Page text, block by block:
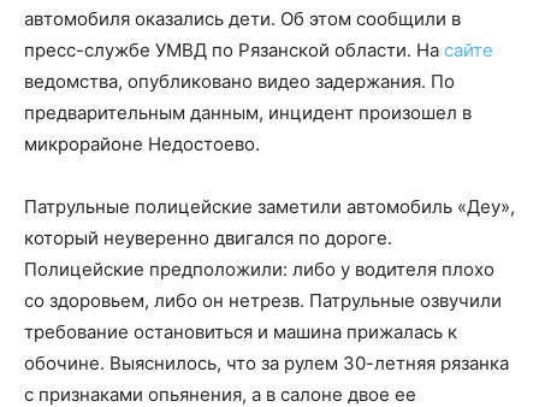
автомобиля оказались дети. Об этом сообщили в
пресс-службе УМВД по Рязанской области. На сайте
ведомства, опубликовано видео задержания. По
предварительным данным, инцидент произошел в
микрорайоне Недостоево.
Патрульные полицейские заметили автомобиль «Деу»,
который неуверенно двигался по дороге.
Полицейские предположили: либо у водителя плохо
со здоровьем, либо он нетрезв. Патрульные озвучили
требование остановиться и машина прижалась к
обочине. Выяснилось, что за рулем 30-летняя рязанка
с признаками опьянения, а в салоне двое ее